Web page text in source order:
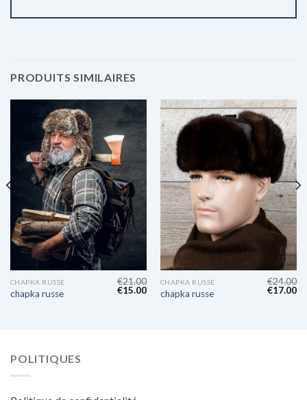
PRODUITS SIMILAIRES
CHAPKA RUSSE
chapka russe
€21.00
€15.00
CHAPKA RUSSE
chapka russe
€24.00
€17.00
POLITIQUES